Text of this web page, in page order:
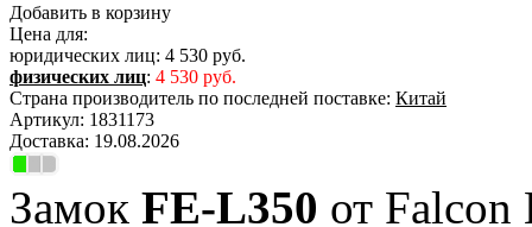
Добавить в корзину
Цена для:
юридических лиц: 4 530 руб.
физических лиц: 4 530 руб.
Страна производитель по последней поставке: Китай
Артикул: 1831173
Доставка: 19.08.2026
Замок FE-L350 от Falcon